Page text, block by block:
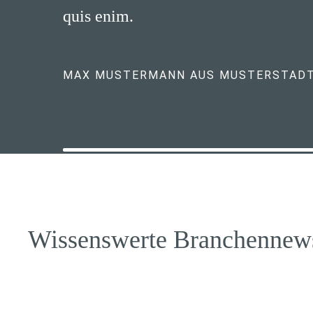
quis enim.
MAX MUSTERMANN AUS
Wissenswerte